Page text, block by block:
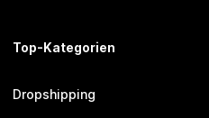
Top-Kategorien
Dropshipping